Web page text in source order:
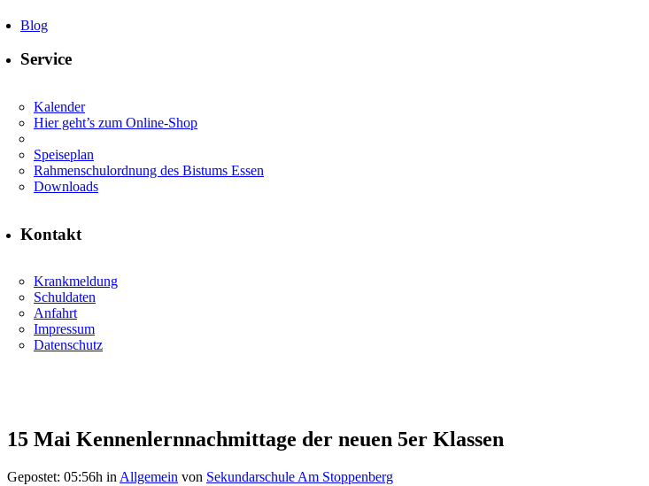
Blog
Service
Kalender
Hier geht’s zum Online-Shop
Speiseplan
Rahmenschulordnung des Bistums Essen
Downloads
Kontakt
Krankmeldung
Schuldaten
Anfahrt
Impressum
Datenschutz
15 Mai Kennenlernnachmittage der neuen 5er Klassen
Gepostet: 05:56h in Allgemein von Sekundarschule Am Stoppenberg